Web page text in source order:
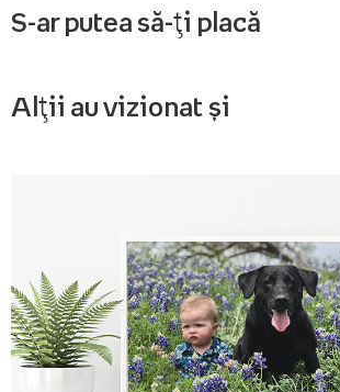
S-ar putea să-ți placă
Alții au vizionat și